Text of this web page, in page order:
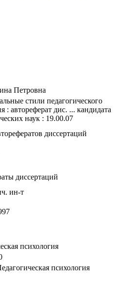
Петровна
стили педагогического
: автореферат дис. ... кандидата
наук : 19.00.07
диссертаций
диссертаций
ин-т
психология
психология